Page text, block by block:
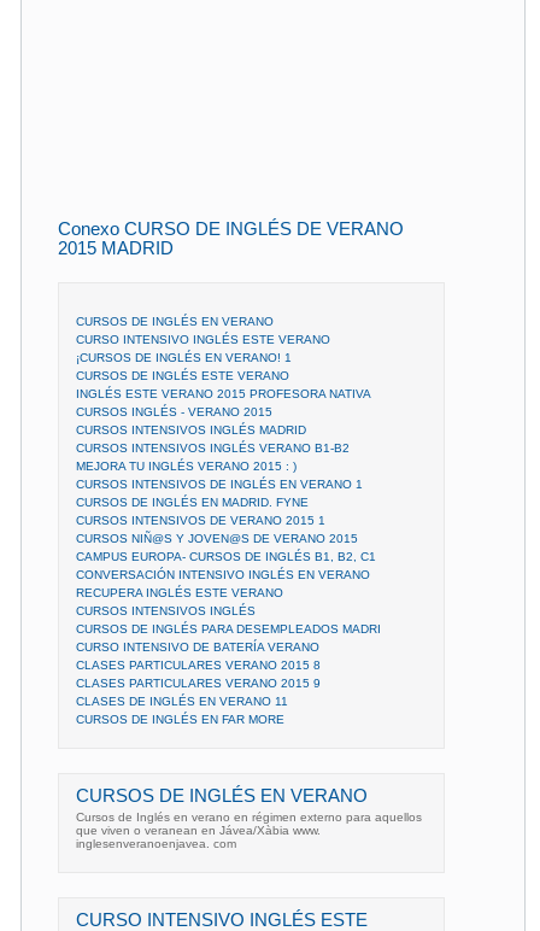
Conexo CURSO DE INGLÉS DE VERANO
2015 MADRID
CURSOS DE INGLÉS EN VERANO
CURSO INTENSIVO INGLÉS ESTE VERANO
¡CURSOS DE INGLÉS EN VERANO! 1
CURSOS DE INGLÉS ESTE VERANO
INGLÉS ESTE VERANO 2015 PROFESORA NATIVA
CURSOS INGLÉS - VERANO 2015
CURSOS INTENSIVOS INGLÉS MADRID
CURSOS INTENSIVOS INGLÉS VERANO B1-B2
MEJORA TU INGLÉS VERANO 2015 : )
CURSOS INTENSIVOS DE INGLÉS EN VERANO 1
CURSOS DE INGLÉS EN MADRID. FYNE
CURSOS INTENSIVOS DE VERANO 2015 1
CURSOS NIÑ@S Y JOVEN@S DE VERANO 2015
CAMPUS EUROPA- CURSOS DE INGLÉS B1, B2, C1
CONVERSACIÓN INTENSIVO INGLÉS EN VERANO
RECUPERA INGLÉS ESTE VERANO
CURSOS INTENSIVOS INGLÉS
CURSOS DE INGLÉS PARA DESEMPLEADOS MADRI
CURSO INTENSIVO DE BATERÍA VERANO
CLASES PARTICULARES VERANO 2015 8
CLASES PARTICULARES VERANO 2015 9
CLASES DE INGLÉS EN VERANO 11
CURSOS DE INGLÉS EN FAR MORE
CURSOS DE INGLÉS EN VERANO
Cursos de Inglés en verano en régimen externo para aquellos
que viven o veranean en Jávea/Xàbia www.
inglesenveranoenjavea. com
CURSO INTENSIVO INGLÉS ESTE